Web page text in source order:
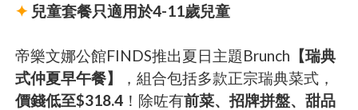
✦ 兒童套餐只適用於4-11歲兒童
帝樂文娜公館FINDS推出夏日主題Brunch 【瑞典
式仲夏早午餐】
，組合包括多款正宗瑞典菜式，
價錢低至$318.4 ！除咗有前菜、招牌拼盤、甜品